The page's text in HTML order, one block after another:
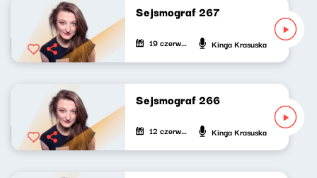
Sejsmograf 267
19 czerwca 2026 Kinga Krasuska
Sejsmograf 266
12 czerwca 2026 Kinga Krasuska